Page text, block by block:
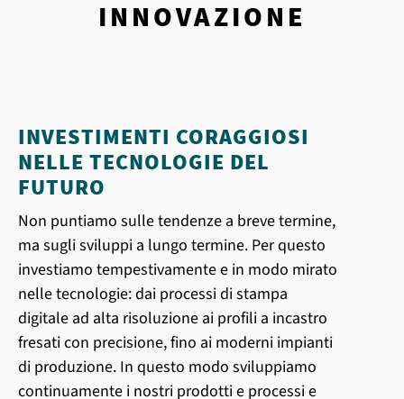
INNOVAZIONE
INVESTIMENTI CORAGGIOSI
NELLE TECNOLOGIE DEL
FUTURO
Non puntiamo sulle tendenze a breve termine,
ma sugli sviluppi a lungo termine. Per questo
investiamo tempestivamente e in modo mirato
nelle tecnologie: dai processi di stampa
digitale ad alta risoluzione ai profili a incastro
fresati con precisione, fino ai moderni impianti
di produzione. In questo modo sviluppiamo
continuamente i nostri prodotti e processi e